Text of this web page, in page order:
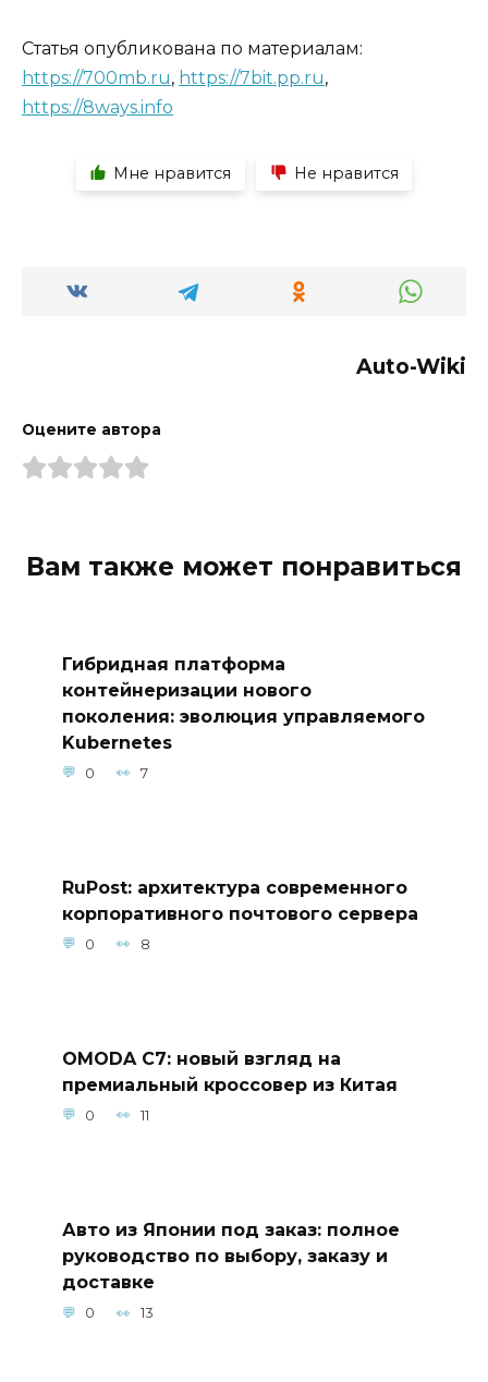
Статья опубликована по материалам:
https://700mb.ru, https://7bit.pp.ru,
https://8ways.info
Мне нравится Не нравится
Auto-Wiki
Оцените автора
Вам также может понравиться
Гибридная платформа
контейнеризации нового
поколения: эволюция управляемого
Kubernetes
0 7
RuPost: архитектура современного
корпоративного почтового сервера
0 8
OMODA C7: новый взгляд на
премиальный кроссовер из Китая
0 11
Авто из Японии под заказ: полное
руководство по выбору, заказу и
доставке
0 13